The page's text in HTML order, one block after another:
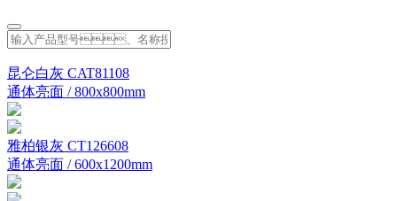
昆仑白灰 CAT81108
通体亮面 / 800x800mm
雅柏银灰 CT126608
通体亮面 / 600x1200mm